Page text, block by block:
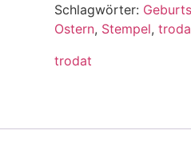
Schlagwörter:
Ostern, Stempel,
trodat